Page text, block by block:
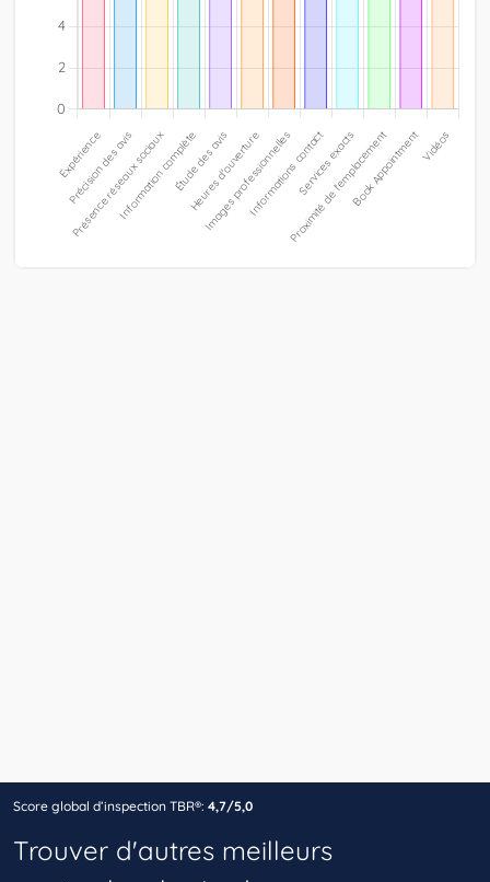
Score global d’inspection TBR®: 4,7/5,0
Trouver d'autres meilleurs